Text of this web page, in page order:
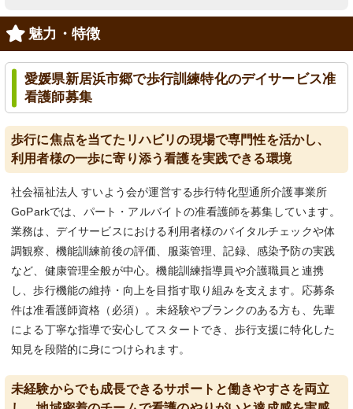
魅力・特徴
愛媛県新居浜市郷で歩行訓練特化のデイサービス准
看護師募集
歩行に焦点を当てたリハビリの現場で専門性を活かし、
利用者様の一歩に寄り添う看護を実践できる環境
社会福祉法人 すいよう会が運営する歩行特化型通所介護事業所
GoParkでは、パート・アルバイトの准看護師を募集しています。
業務は、デイサービスにおける利用者様のバイタルチェックや体
調観察、機能訓練前後の評価、服薬管理、記録、感染予防の実践
など、健康管理全般が中心。機能訓練指導員や介護職員と連携
し、歩行機能の維持・向上を目指す取り組みを支えます。応募条
件は准看護師資格（必須）。未経験やブランクのある方も、先輩
による丁寧な指導で安心してスタートでき、歩行支援に特化した
知見を段階的に身につけられます。
未経験からでも成長できるサポートと働きやすさを両立